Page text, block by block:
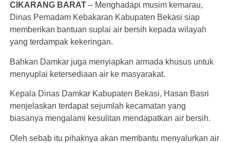
CIKARANG BARAT – Menghadapi musim kemarau,
Dinas Pemadam Kebakaran Kabupaten Bekasi siap
memberikan bantuan suplai air bersih kepada wilayah
yang terdampak kekeringan.
Bahkan Damkar juga menyiapkan armada khusus untuk
menyuplai ketersediaan air ke masyarakat.
Kepala Dinas Damkar Kabupaten Bekasi, Hasan Basri
menjelaskan terdapat sejumlah kecamatan yang
biasanya mengalami kesulitan mendapatkan air bersih.
Oleh sebab itu pihaknya akan membantu menyalurkan air